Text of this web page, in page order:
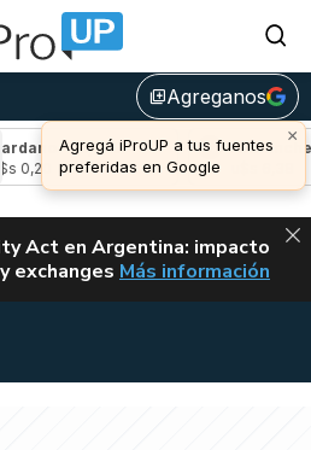
library_addAgreganos
×
Agregá iProUP a tus fuentes
preferidas en Google
(-3,11%)
Avalanche
(-
u$s 6,38
ALERTA
Act en Argentina: impacto
exchanges CLARITY ACT EN
Más información